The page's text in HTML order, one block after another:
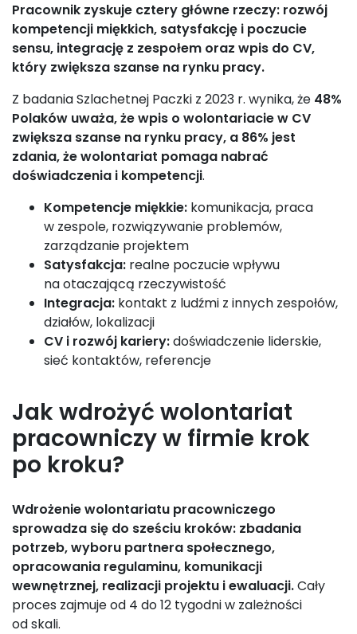
Pracownik zyskuje cztery główne rzeczy: rozwój
kompetencji miękkich, satysfakcję i poczucie
sensu, integrację z zespołem oraz wpis do CV,
który zwiększa szanse na rynku pracy.
Z badania Szlachetnej Paczki z 2023 r. wynika, że 48%
Polaków uważa, że wpis o wolontariacie w CV
zwiększa szanse na rynku pracy, a 86% jest
zdania, że wolontariat pomaga nabrać
doświadczenia i kompetencji.
Kompetencje miękkie: komunikacja, praca
w zespole, rozwiązywanie problemów,
zarządzanie projektem
Satysfakcja: realne poczucie wpływu
na otaczającą rzeczywistość
Integracja: kontakt z ludźmi z innych zespołów,
działów, lokalizacji
CV i rozwój kariery:doświadczenie liderskie,
sieć kontaktów, referencje
Jak wdrożyć wolontariat
pracowniczy w firmie krok
po kroku?
Wdrożenie wolontariatu pracowniczego
sprowadza się do sześciu kroków: zbadania
potrzeb, wyboru partnera społecznego,
opracowania regulaminu, komunikacji
wewnętrznej, realizacji projektu i ewaluacji.Cały
proces zajmuje od 4 do 12 tygodni w zależności
od skali.